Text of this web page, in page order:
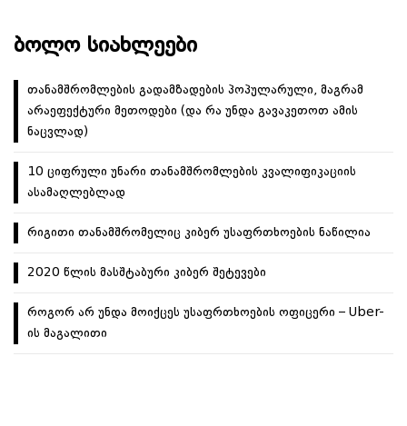
ᲑᲝᲚᲝ ᲡᲘᲐᲮᲚᲔᲔᲑᲘ
თანამშრომლების გადამზადების პოპულარული, მაგრამ
არაეფექტური მეთოდები (და რა უნდა გავაკეთოთ ამის
ნაცვლად)
10 ციფრული უნარი თანამშრომლების კვალიფიკაციის
ასამაღლებლად
რიგითი თანამშრომელიც კიბერ უსაფრთხოების ნაწილია
2020 წლის მასშტაბური კიბერ შეტევები
როგორ არ უნდა მოიქცეს უსაფრთხოების ოფიცერი – Uber-
ის მაგალითი